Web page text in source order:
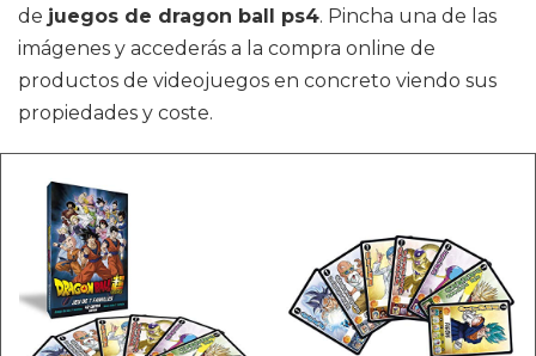
de juegos de dragon ball ps4. Pincha una de las
imágenes y accederás a la compra online de
productos de videojuegos en concreto viendo sus
propiedades y coste.